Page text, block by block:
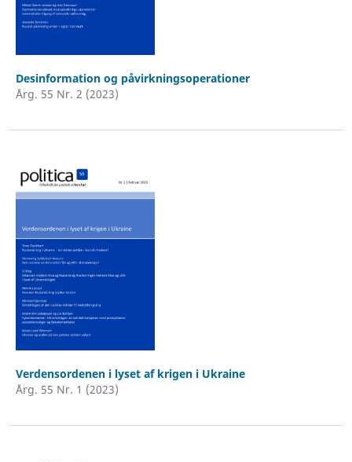
Desinformation og påvirkningsoperationer
Årg. 55 Nr. 2 (2023)
Verdensordenen i lyset af krigen i Ukraine
Årg. 55 Nr. 1 (2023)